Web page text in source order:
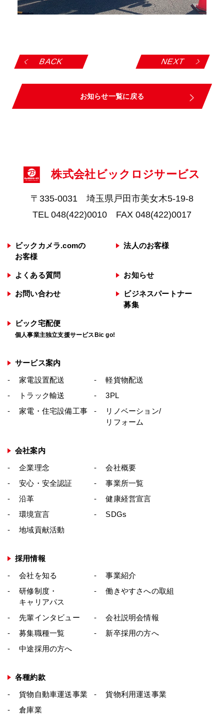
BACK NEXT
お知らせ一覧に戻る
株式会社ビックロジサービス
〒335-0031 埼玉県戸田市美女木5-19-8
TEL 048(422)0010 FAX 048(422)0017
ビックカメラ.comの
お客様
法人のお客様
よくある質問 お知らせ
お問い合わせ
ビジネスパートナー
募集
ビック宅配便
個人事業主独立支援サービスBic go!
サービス案内
家電設置配送
軽貨物配送
トラック輸送
3PL
家電・住宅設備工事
リノベーション/
リフォーム
会社案内
企業理念
会社概要
安心・安全認証
事業所一覧
沿革
健康経営宣言
環境宣言
SDGs
地域貢献活動
採用情報
会社を知る
事業紹介
研修制度・
キャリアパス
働きやすさへの取組
先輩インタビュー
会社説明会情報
募集職種一覧
新卒採用の方へ
中途採用の方へ
各種約款
貨物自動車運送事業
貨物利用運送事業
倉庫業